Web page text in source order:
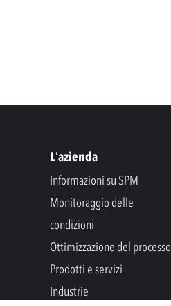
L'azienda
Informazioni su SPM
Monitoraggio delle
condizioni
Ottimizzazione del processo
Prodotti e servizi
Industrie